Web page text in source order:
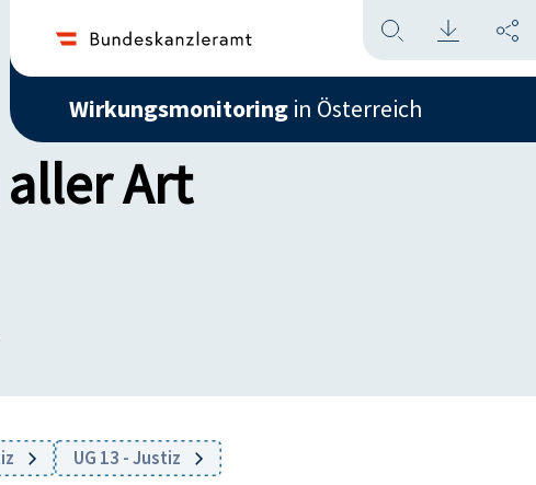
Wirkungsmonitoring in Österreich
Art
UG 13 - Justiz